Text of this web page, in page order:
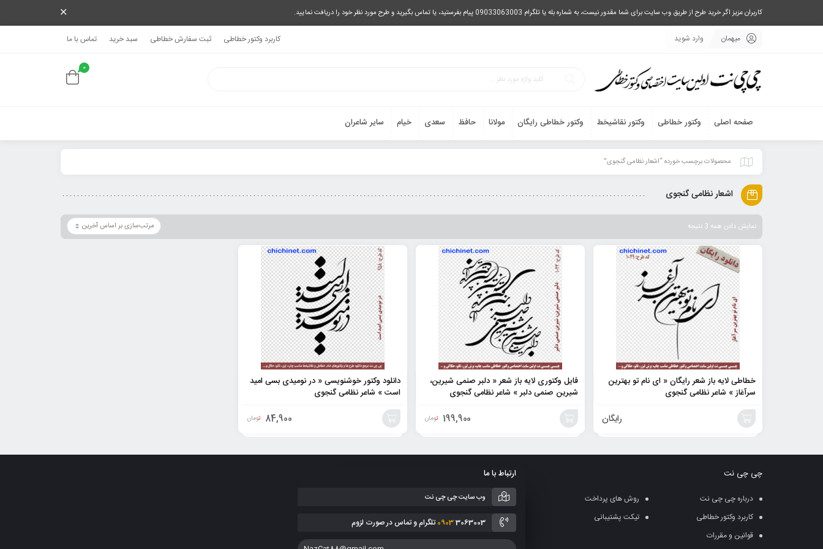
کاربران عزیز اگر خرید طرح از طریق وب سایت برای شما مقدور نیست، به شماره بله یا تلگرام 09033063003 پیام بفرستید، یا تماس بگیرید و طرح مورد نظر خود را دریافت نمایید.
میهمان وارد شوید کاربرد وکتور خطاطی ثبت سفارش خطاطی سبد خرید تماس با ما
0
صفحه اصلی وکتور خطاطی وکتور نقاشیخط وکتور خطاطی رایگان مولانا حافظ سعدی خیام سایر شاعران
محصولات برچسب خورده “اشعار نظامی گنجوی”
اشعار نظامی گنجوی
نمایش دادن همه 3 نتیجه
خطاطی لایه باز شعر رایگان « ای نام تو بهترین
سرآغاز » شاعر نظامی گنجوی
رایگان
فایل وکتوری لایه باز شعر « دلبر صنمی شیرین،
شیرین صنمی دلبر » شاعر نظامی گنجوی
199,900 تومان
دانلود وکتور خوشنویسی « در نومیدی بسی امید
است » شاعر نظامی گنجوی
84,900 تومان
چی چی نت
درباره چی چی نت
روش های پرداخت
کاربرد وکتور خطاطی
تیکت پشتیبانی
قوانین و مقررات
ارتباط با ما
وب سایت چی چی نت
09033063003 تلگرام و تماس در صورت لزوم